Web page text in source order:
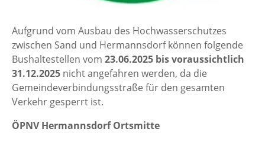
Aufgrund vom Ausbau des Hochwasserschutzes
zwischen Sand und Hermannsdorf können folgende
Bushaltestellen vom 23.06.2025 bis voraussichtlich
31.12.2025 nicht angefahren werden, da die
Gemeindeverbindungsstraße für den gesamten
Verkehr gesperrt ist.
ÖPNV Hermannsdorf Ortsmitte